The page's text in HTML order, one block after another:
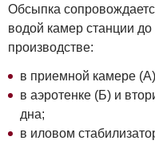
Обсыпка
водой камер станции
производстве:
в приемной камере
в аэротенке (Б) и
дна;
в иловом